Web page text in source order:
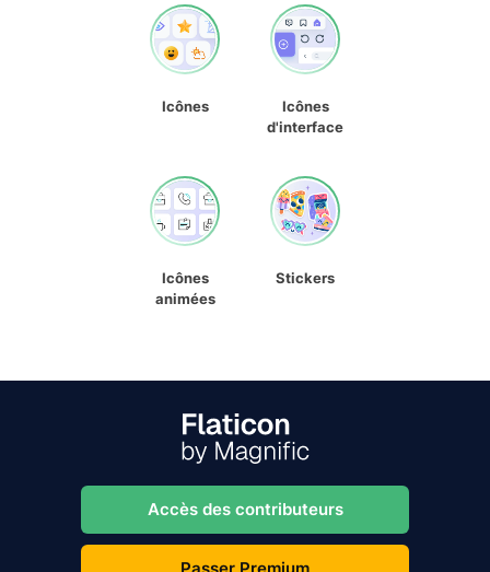
Icônes
Icônes
d'interface
Icônes
animées
Stickers
Accès des contributeurs